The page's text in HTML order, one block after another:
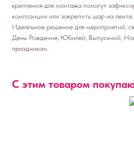
крепления для монтажа помогут
композиции или закрепить шар на
Идеальное решение для мероприятий,
День Рождения, Юбилей, Выпускной,
праздникам.
С этим товаром